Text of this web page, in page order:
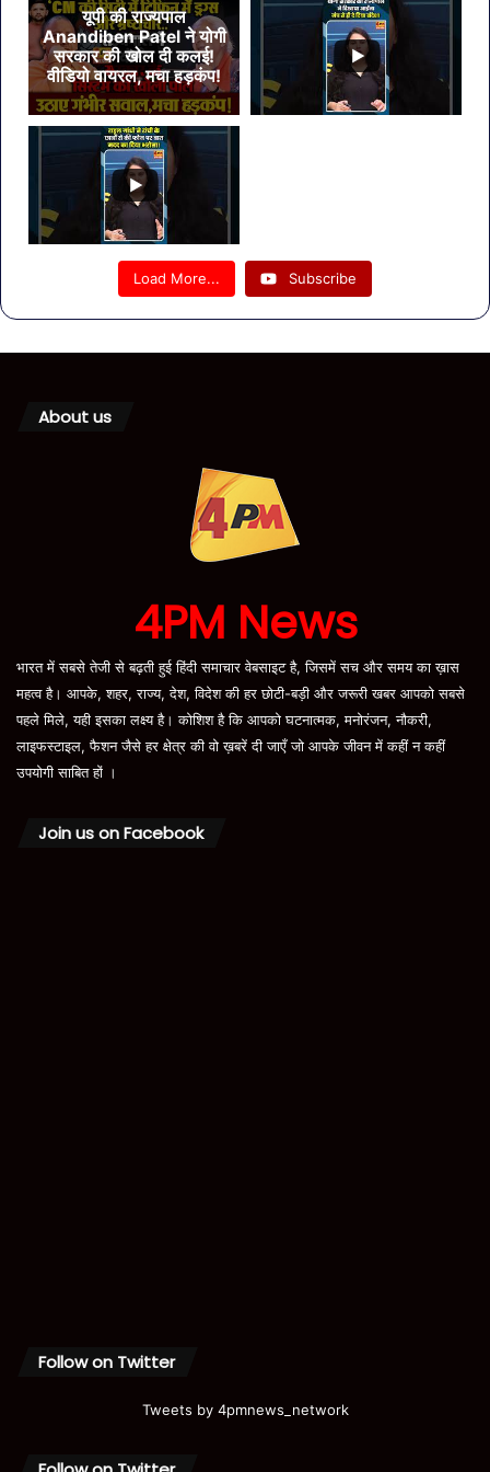
यूपी की राज्यपाल
Anandiben Patel ने योगी
सरकार की खोल दी कलई!
वीडियो वायरल, मचा हड़कंप!
Load More... Subscribe
About us
4PM News
भारत में सबसे तेजी से बढ़ती हुई हिंदी समाचार वेबसाइट है, जिसमें सच और समय का ख़ास
महत्व है। आपके, शहर, राज्य, देश, विदेश की हर छोटी-बड़ी और जरूरी खबर आपको सबसे
पहले मिले, यही इसका लक्ष्य है। कोशिश है कि आपको घटनात्मक, मनोरंजन, नौकरी,
लाइफस्टाइल, फैशन जैसे हर क्षेत्र की वो ख़बरें दी जाएँ जो आपके जीवन में कहीं न कहीं
उपयोगी साबित हों ।
Join us on Facebook
Follow on Twitter
Tweets by 4pmnews_network